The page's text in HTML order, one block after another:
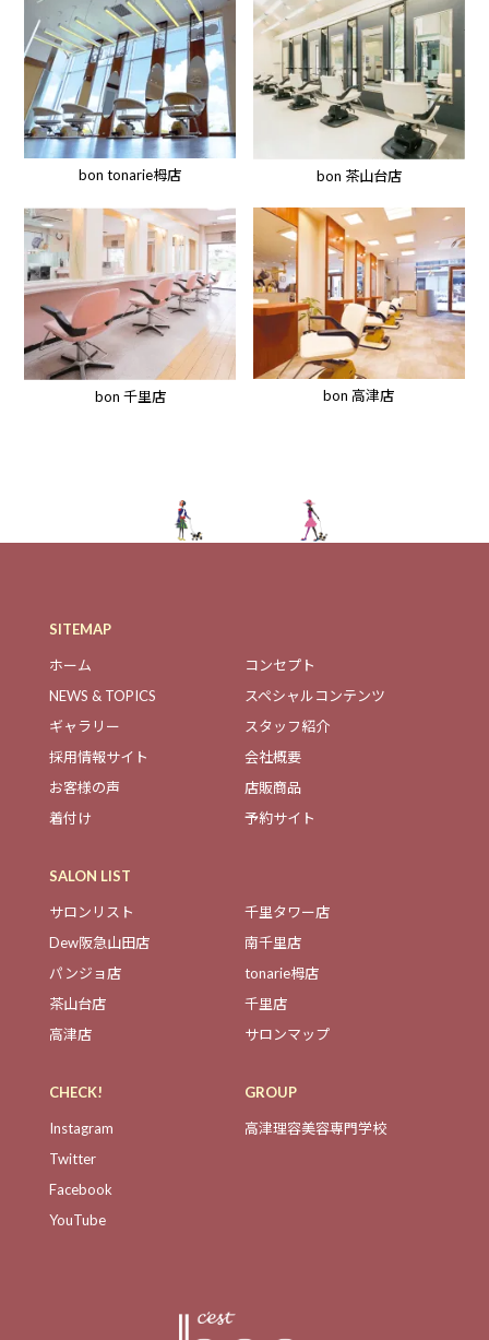
bon tonarie栂店 bon 茶山台店
bon 千里店 bon 高津店
SITEMAP
ホーム
コンセプト
NEWS & TOPICS
スペシャルコンテンツ
ギャラリー
スタッフ紹介
採用情報サイト
会社概要
お客様の声
店販商品
着付け
予約サイト
SALON LIST
サロンリスト
千里タワー店
Dew阪急山田店
南千里店
パンジョ店
tonarie栂店
茶山台店
千里店
高津店
サロンマップ
CHECK!
Instagram
Twitter
Facebook
YouTube
GROUP
高津理容美容専門学校